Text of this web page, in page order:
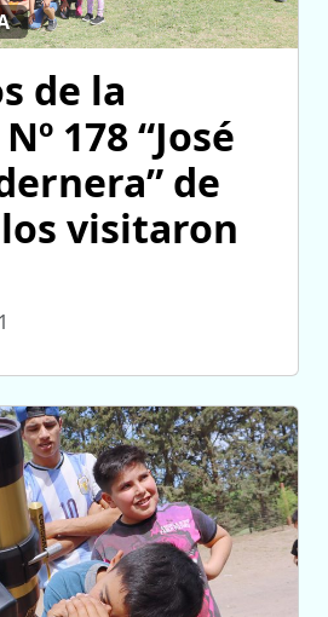
de la
178 “José
de
visitaron